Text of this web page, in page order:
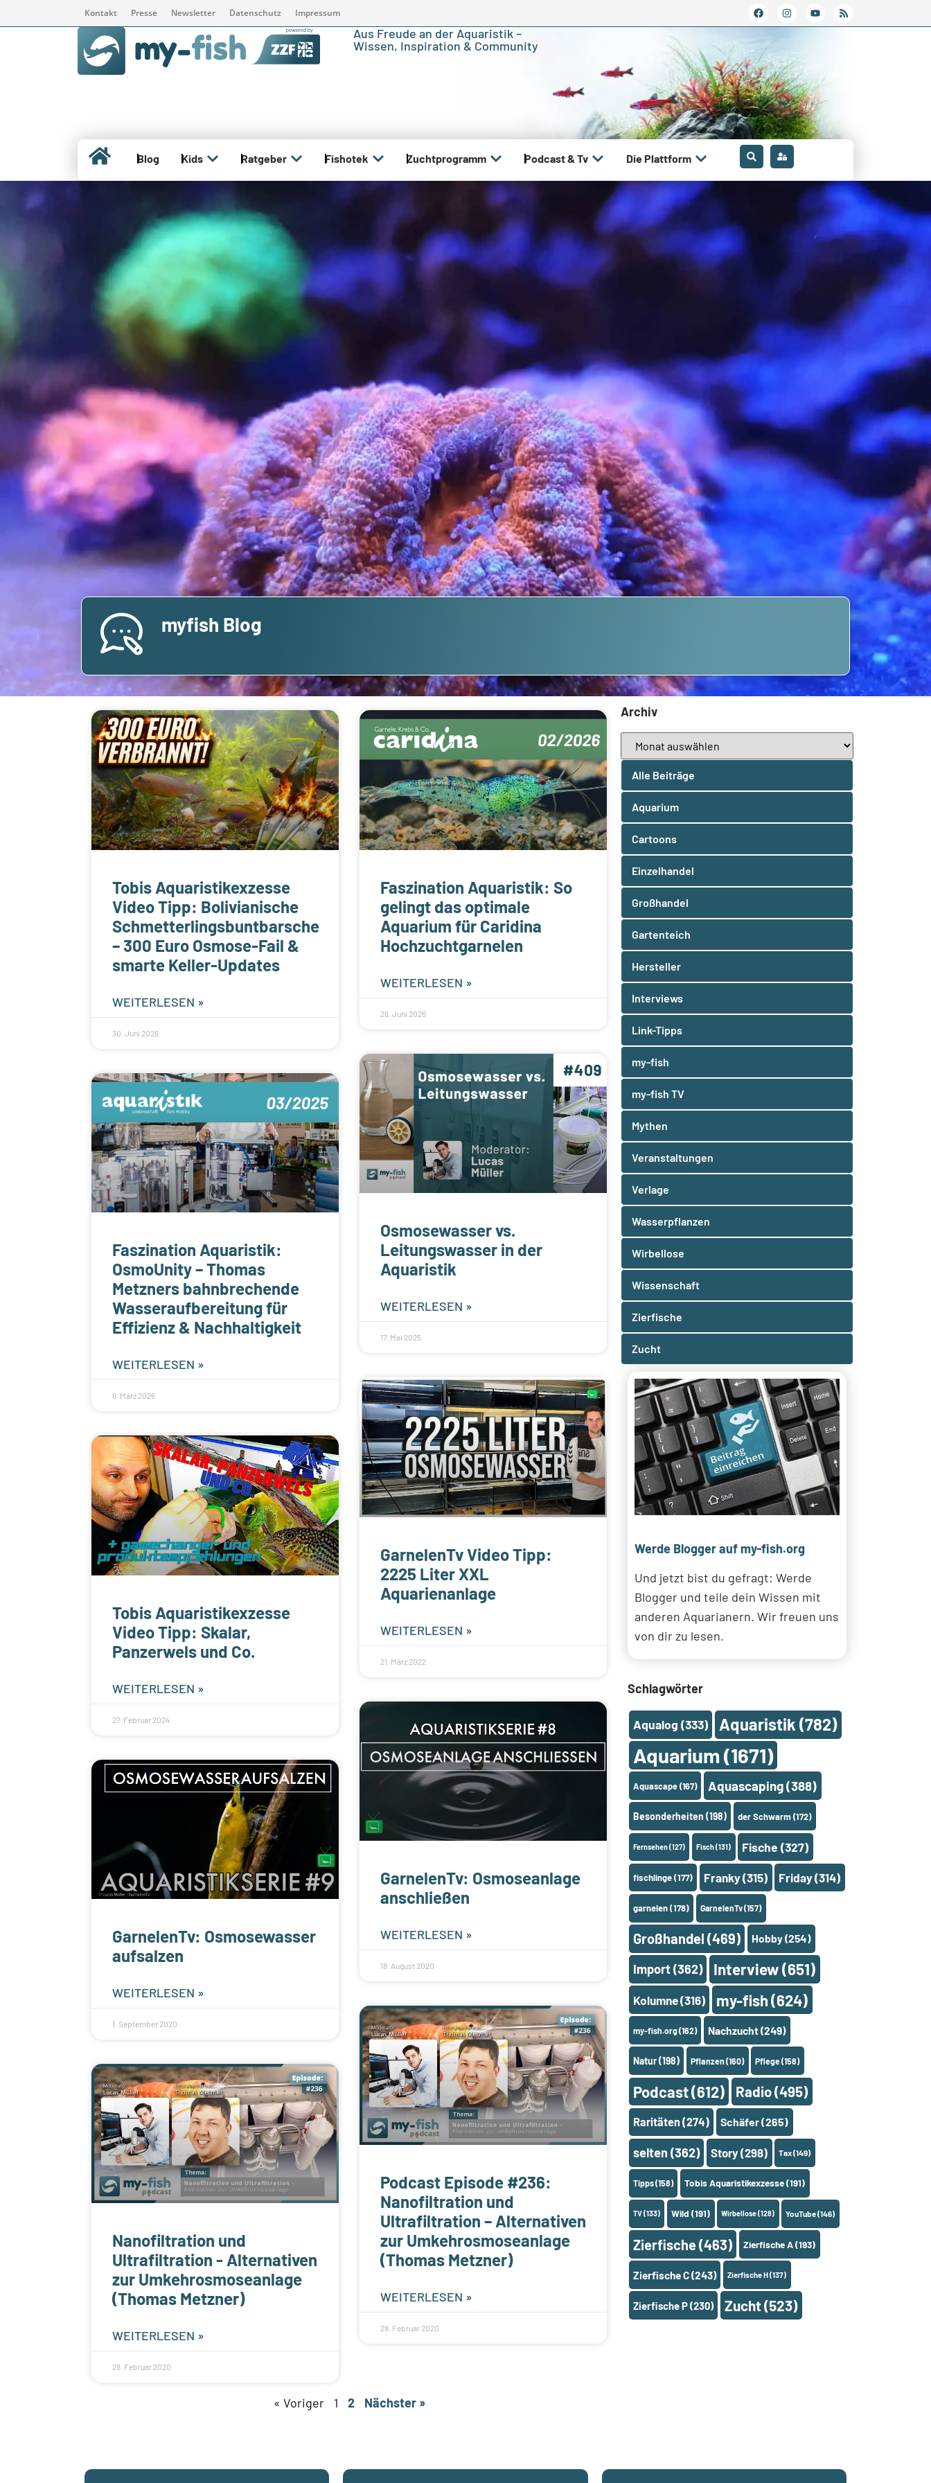
Kontakt Presse Newsletter Datenschutz Impressum
Aus Freude an der Aquaristik –
Wissen, Inspiration & Community
Blog Kids Ratgeber Fishotek Zuchtprogramm Podcast & Tv Die Plattform
myfish Blog
Tobis Aquaristikexzesse
Video Tipp: Bolivianische
Schmetterlingsbuntbarsche
– 300 Euro Osmose-Fail &
smarte Keller-Updates
WEITERLESEN »
30. Juni 2026
Faszination Aquaristik: So
gelingt das optimale
Aquarium für Caridina
Hochzuchtgarnelen
WEITERLESEN »
26. Juni 2026
Faszination Aquaristik:
OsmoUnity – Thomas
Metzners bahnbrechende
Wasseraufbereitung für
Effizienz & Nachhaltigkeit
WEITERLESEN »
6. März 2026
Osmosewasser vs.
Leitungswasser in der
Aquaristik
WEITERLESEN »
17. Mai 2025
Tobis Aquaristikexzesse
Video Tipp: Skalar,
Panzerwels und Co.
WEITERLESEN »
27. Februar 2024
GarnelenTv Video Tipp:
2225 Liter XXL
Aquarienanlage
WEITERLESEN »
21. März 2022
GarnelenTv: Osmosewasser
aufsalzen
WEITERLESEN »
1. September 2020
GarnelenTv: Osmoseanlage
anschließen
WEITERLESEN »
18. August 2020
Nanofiltration und
Ultrafiltration - Alternativen
zur Umkehrosmoseanlage
(Thomas Metzner)
WEITERLESEN »
28. Februar 2020
Podcast Episode #236:
Nanofiltration und
Ultrafiltration – Alternativen
zur Umkehrosmoseanlage
(Thomas Metzner)
WEITERLESEN »
28. Februar 2020
« Voriger 1 2 Nächster »
Archiv
Alle Beiträge
Aquarium
Cartoons
Einzelhandel
Großhandel
Gartenteich
Hersteller
Interviews
Link-Tipps
my-fish
my-fish TV
Mythen
Veranstaltungen
Verlage
Wasserpflanzen
Wirbellose
Wissenschaft
Zierfische
Zucht
Werde Blogger auf my-fish.org
Und jetzt bist du gefragt: Werde
Blogger und teile dein Wissen mit
anderen Aquarianern. Wir freuen uns
von dir zu lesen.
Schlagwörter
Aqualog (333) Aquaristik (782)
Aquarium (1671)
Aquascape(167) Aquascaping(388)
Besonderheiten (198) der Schwarm(172)
Fernsehen(127) Fisch(131) Fische (327)
fischlinge(177) Franky(315) Friday(314)
garnelen(178) GarnelenTv(157)
Großhandel (469) Hobby(254)
Import(362) Interview(651)
Kolumne(316) my-fish(624)
my-fish.org(162) Nachzucht(249)
Natur(198) Pflanzen(160) Pflege(158)
Podcast(612) Radio(495)
Raritäten (274) Schäfer(265)
selten (362) Story (298) Tax(149)
Tipps(158) Tobis Aquaristikexzesse(191)
TV(133) Wild (191) Wirbellose(128) YouTube(146)
Zierfische(463) Zierfische A(193)
Zierfische C(243) Zierfische H(137)
Zierfische P(230) Zucht(523)